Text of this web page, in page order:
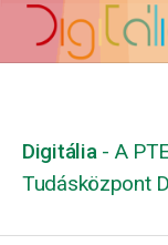
Digitália - A
Tudásközpont